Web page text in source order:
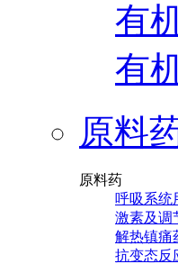
有
有
原料
原料药
呼吸系统
激素及调
解热镇痛
抗变态反